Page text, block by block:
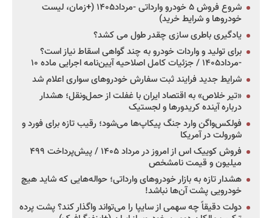
شروع فروش ۵ خودرو وارداتی -مرداد۱۴۰۵ (+زمان، لیست
خودروها و شرایط خرید)
یادگیری باطری سازی چقدر طول می کشد؟
برای تولید و واردات خودرو به چند گواهی اسقاط نیاز است؟
-مرداد۱۴۰۵ / جزئیات کامل اصلاحیه آیین‌نامه اجرایی ماده ۱۰
شرایط جدید فرایند ثبت سفارش خودروهای سواری اعلام شد
«تیر خلاص» به اقتصاد ایران با غفلت از حمل‌ونقل؛ هشدار
درباره آینده کریدورها و لجستیک
فولکس‌واگن وارد جنگ پیکاپ‌ها می‌شود؛ رقیب تازه برای فورد و
شورولت در آمریکا
فروش کوییک اس از امروز در مرداد ۱۴۰۵ / پیش‌پرداخت ۴۹۹
میلیون و قیمت نامشخص
هشدار تازه به بازار خودروهای وارداتی؛ حواله‌هایی که شاید هیچ
خودرویی پشت آن‌ها نباشد!
دولت دقیقاً چه سهمی از سایپا را می‌تواند واگذار کند؟ پشت پرده